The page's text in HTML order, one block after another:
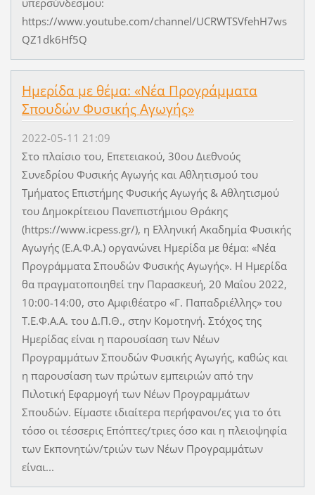
υπερσύνδεσμου:
https://www.youtube.com/channel/UCRWTSVfehH7ws
QZ1dk6Hf5Q
Ημερίδα με θέμα: «Νέα Προγράμματα
Σπουδών Φυσικής Αγωγής»
2022-05-11 21:09
Στο πλαίσιο του, Επετειακού, 30ου Διεθνούς
Συνεδρίου Φυσικής Αγωγής και Αθλητισμού του
Τμήματος Επιστήμης Φυσικής Αγωγής & Αθλητισμού
του Δημοκρίτειου Πανεπιστήμιου Θράκης
(https://www.icpess.gr/), η Ελληνική Ακαδημία Φυσικής
Αγωγής (Ε.Α.Φ.Α.) οργανώνει Ημερίδα με θέμα: «Νέα
Προγράμματα Σπουδών Φυσικής Αγωγής». Η Ημερίδα
θα πραγματοποιηθεί την Παρασκευή, 20 Μαΐου 2022,
10:00-14:00, στο Αμφιθέατρο «Γ. Παπαδριέλλης» του
Τ.Ε.Φ.Α.Α. του Δ.Π.Θ., στην Κομοτηνή. Στόχος της
Ημερίδας είναι η παρουσίαση των Νέων
Προγραμμάτων Σπουδών Φυσικής Αγωγής, καθώς και
η παρουσίαση των πρώτων εμπειριών από την
Πιλοτική Εφαρμογή των Νέων Προγραμμάτων
Σπουδών. Είμαστε ιδιαίτερα περήφανοι/ες για το ότι
τόσο οι τέσσερις Επόπτες/τριες όσο και η πλειοψηφία
των Εκπονητών/τριών των Νέων Προγραμμάτων
είναι...